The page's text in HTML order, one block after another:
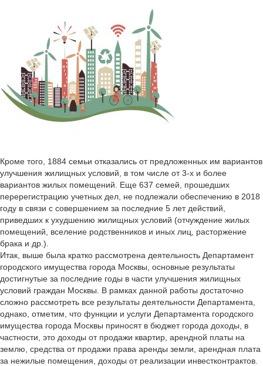
Кроме того, 1884 семьи отказались от предложенных им вариантов
улучшения жилищных условий, в том числе от 3-х и более
вариантов жилых помещений. Еще 637 семей, прошедших
перерегистрацию учетных дел, не подлежали обеспечению в 2018
году в связи с совершением за последние 5 лет действий,
приведших к ухудшению жилищных условий (отчуждение жилых
помещений, вселение родственников и иных лиц, расторжение
брака и др.).
Итак, выше была кратко рассмотрена деятельность Департамент
городского имущества города Москвы, основные результаты
достигнутые за последние годы в части улучшения жилищных
условий граждан Москвы. В рамках данной работы достаточно
сложно рассмотреть все результаты деятельности Департамента,
однако, отметим, что функции и услуги Департамента городского
имущества города Москвы приносят в бюджет города доходы, в
частности, это доходы от продажи квартир, арендной платы на
землю, средства от продажи права аренды земли, арендная плата
за нежилые помещения, доходы от реализации инвестконтрактов.